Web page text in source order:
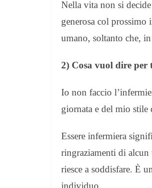
Nella vita non si
generosa col prossimo
umano, soltanto che,
2) Cosa vuol dire per
Io non faccio
giornata e del mio stile
Essere infermiera
ringraziamenti di alcun
riesce a soddisfare. È
individuo.